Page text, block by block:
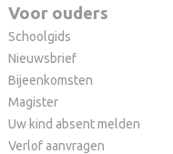
Voor ouders
Schoolgids
Nieuwsbrief
Bijeenkomsten
Magister
Uw kind absent melden
Verlof aanvragen